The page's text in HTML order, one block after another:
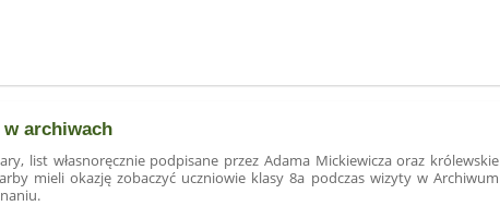
archiwach
list własnoręcznie podpisane przez Adama Mickiewicza oraz królewskie
mieli okazję zobaczyć uczniowie klasy 8a podczas wizyty w Archiwum